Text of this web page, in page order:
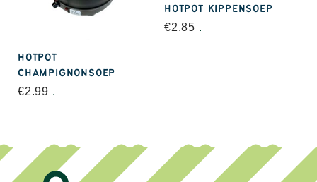
HOTPOT
CHAMPIGNONSOEP
€2.99 .
HOTPOT KIPPENSOEP
€2.85 .